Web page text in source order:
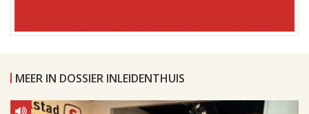
MEER IN DOSSIER INLEIDENTHUIS